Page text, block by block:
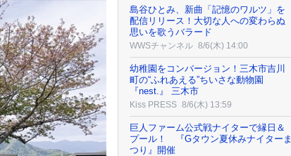
島谷ひとみ、新曲「記憶のワルツ」を
配信リリース！大切な人への変わらぬ
思いを歌うバラード
WWSチャンネル 8/6(木) 14:00
幼稚園をコンバージョン！三木市吉川
町の“ふれあえる”ちいさな動物園
『nest.』 三木市
Kiss PRESS 8/6(木) 13:59
巨人ファーム公式戦ナイターで縁日＆
プール！ 『Gタウン夏休みナイターま
つり』開催